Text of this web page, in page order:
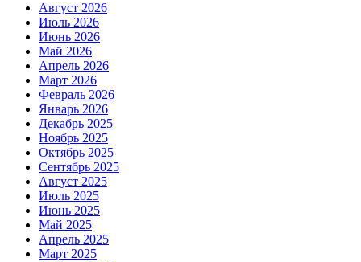
Август 2026
Июль 2026
Июнь 2026
Май 2026
Апрель 2026
Март 2026
Февраль 2026
Январь 2026
Декабрь 2025
Ноябрь 2025
Октябрь 2025
Сентябрь 2025
Август 2025
Июль 2025
Июнь 2025
Май 2025
Апрель 2025
Март 2025